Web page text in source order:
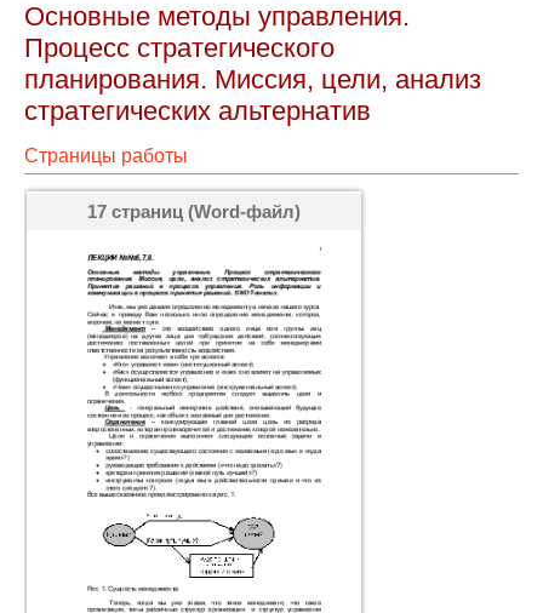
Основные методы управления.
Процесс стратегического
планирования. Миссия, цели, анализ
стратегических альтернатив
Страницы работы
17 страниц (Word-файл)